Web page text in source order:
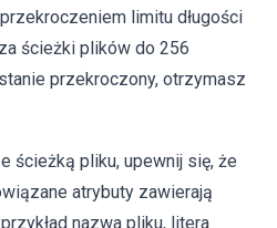
limitu długości
ścieżki plików do 256
przekroczony, otrzymasz
ścieżką pliku, upewnij się, że
atrybuty zawierają
nazwa pliku, litera